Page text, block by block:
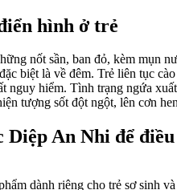
hình ở trẻ
nốt sần, ban đỏ, kèm mụn
biệt là về đêm. Trẻ liên tục
nguy hiểm. Tình trạng ngứa
tượng sốt đột ngột, lên cơn
Diệp An Nhi để
dành riêng cho trẻ sơ sinh